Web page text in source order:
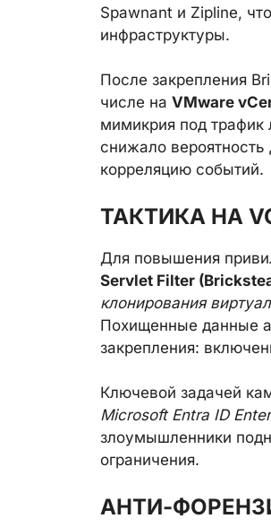
Spawnant и Zipline,
инфраструктуры.
После закрепления
числе на VMware
мимикрия под трафик
снижало
корреляцию событий.
ТАКТИКА НА
Для повышения
Servlet Filter
клонирования
Похищенные данные
закрепления:
Ключевой задачей
Microsoft Entra ID
злоумышленники
ограничения.
АНТИ-